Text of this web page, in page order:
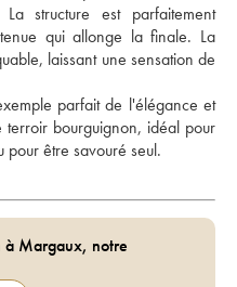
structure est parfaitement
qui allonge la finale. La
laissant une sensation de
parfait de l'élégance et
bourguignon, idéal pour
être savouré seul.
à Margaux, notre